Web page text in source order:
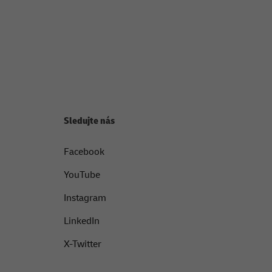
Sledujte nás
Facebook
YouTube
Instagram
LinkedIn
X-Twitter